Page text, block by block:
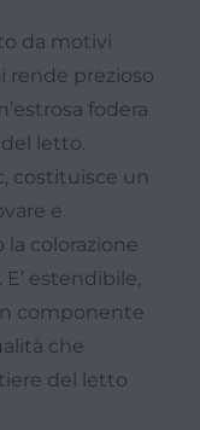
da motivi
rende prezioso
fodera
letto.
costituisce un
e
colorazione
estendibile,
componente
che
del letto